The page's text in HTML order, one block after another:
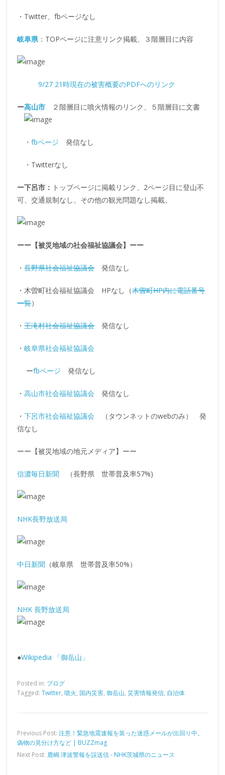
・Twitter、fbページなし
岐阜県：TOPページに注意リンク掲載、３階層目に内容
9/27 21時現在の被害概要のPDFへのリンク
ー高山市 ２階層目に噴火情報のリンク、５階層目に文書
・fbページ 発信なし
・Twitterなし
ー下呂市： トップページに掲載リンク、2ページ目に登山不
可、交通規制なし、その他の観光問題なし掲載。
ーー【被災地域の社会福祉協議会】ーー
・長野県社会福祉協議会発信なし
・木曽町社会福祉協議会 HPなし（木曽町HP内に電話番号
一覧）
・王滝村社会福祉協議会発信なし
・岐阜県社会福祉協議会
ーfbページ 発信なし
・高山市社会福祉協議会 発信なし
・下呂市社会福祉協議会 （タウンネットのwebのみ） 発
信なし
ーー【被災地域の地元メディア】ーー
信濃毎日新聞 （長野県 世帯普及率57%)
NHK長野放送局
中日新聞 （岐阜県 世帯普及率50%）
NHK 長野放送局
●Wikipedia 「御岳山」
Posted in: ブログ
Tagged:Twitter,噴火, 国内災害,御岳山, 災害情報発信, 自治体
Previous Post:注意！緊急地震速報を装った迷惑メールが出回り中。
偽物の見分け方など | BUZZmag
Next Post: 鹿嶋 津波警報を誤送信 - NHK茨城県のニュース